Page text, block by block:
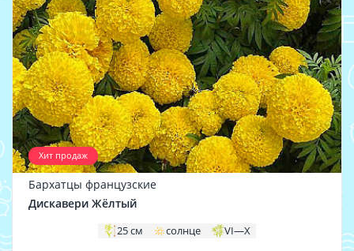
Хит продаж
Бархатцы французские
Дискавери Жёлтый
25 см солнце VI—X